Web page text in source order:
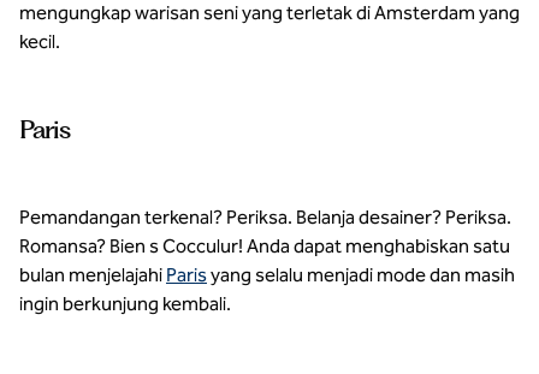
mengungkap warisan seni yang terletak di Amsterdam yang
kecil.
Paris
Pemandangan terkenal? Periksa. Belanja desainer? Periksa.
Romansa? Bien s Cocculur! Anda dapat menghabiskan satu
bulan menjelajahi Parisyang selalu menjadi mode dan masih
ingin berkunjung kembali.